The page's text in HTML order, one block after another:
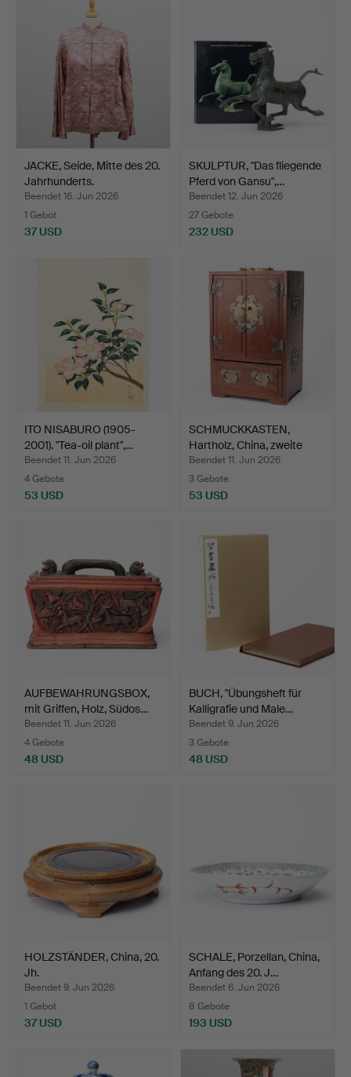
JACKE, Seide, Mitte des 20.
Jahrhunderts.
Beendet 16. Jun 2026
1 Gebot
37 USD
SKULPTUR, "Das fliegende
Pferd von Gansu",…
Beendet 12. Jun 2026
27 Gebote
232 USD
ITO NISABURO (1905-
2001). "Tea-oil plant",…
Beendet 11. Jun 2026
4 Gebote
53 USD
SCHMUCKKASTEN,
Hartholz, China, zweite
Häl…
Beendet 11. Jun 2026
3 Gebote
53 USD
AUFBEWAHRUNGSBOX,
mit Griffen, Holz, Südos…
Beendet 11. Jun 2026
4 Gebote
48 USD
BUCH, "Übungsheft für
Kalligrafie und Male…
Beendet 9. Jun 2026
3 Gebote
48 USD
HOLZSTÄNDER, China, 20.
Jh.
Beendet 9. Jun 2026
1 Gebot
37 USD
SCHALE, Porzellan, China,
Anfang des 20. J…
Beendet 6. Jun 2026
8 Gebote
193 USD